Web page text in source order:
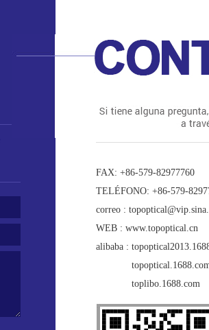
FAX: +86-579-82977760
TELÉFONO: +86-579-
correo :
WEB : www.topoptical.cn
alibaba :
toplibo.1688.com